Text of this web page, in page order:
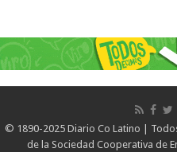
© 1890-2025 Diario Co Latino |
de la Sociedad Cooperativa de